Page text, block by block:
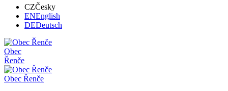
CZČesky
ENEnglish
DEDeutsch
Obec
Řenče
Obec Řenče